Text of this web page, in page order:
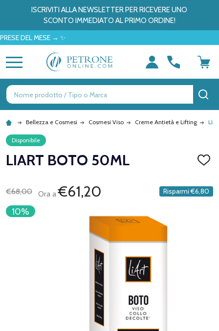
ISCRIVITI ALLA NEWSLETTER PER RICEVERE UNO
SCONTO IMMEDIATO AL PRIMO ORDINE!
DEL MESE → ✨
Ricerca
Bellezza e Cosmesi Cosmesi Viso Creme Antietà e Lifting
Disponibile
LIART BOTO 50ML
DEI
€68,00 Ora a€61,20 Risparmi €6,80
10%